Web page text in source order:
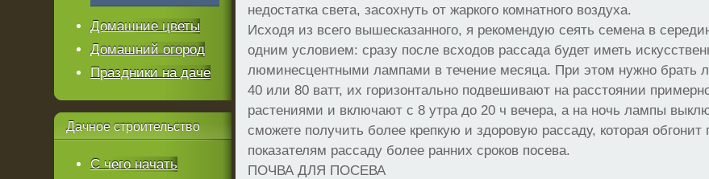
недостатка света, засохнуть от жаркого комнатного воздуха.
Исходя из всего вышесказанного, я рекомендую сеять семена в
одним условием: сразу после всходов рассада будет иметь
люминесцентными лампами в течение месяца. При этом нужно брать
40 или 80 ватт, их горизонтально подвешивают на расстоянии
растениями и включают с 8 утра до 20 ч вечера, а на ночь лампы
сможете получить более крепкую и здоровую рассаду, которая обгонит
показателям рассаду более ранних сроков посева.
ПОЧВА ДЛЯ ПОСЕВА
Домашние цветы
Домашний огород
Праздники на даче
Дачное строительство
С чего начать